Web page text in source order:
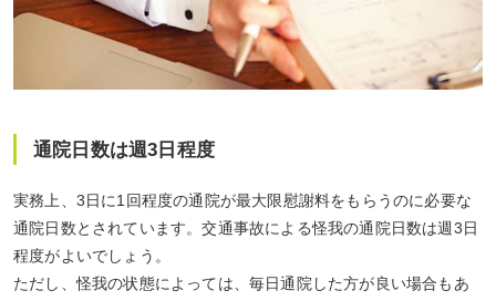
通院日数は週3日程度
実務上、3日に1回程度の通院が最大限慰謝料をもらうのに必要な
通院日数とされています。交通事故による怪我の通院日数は週3日
程度がよいでしょう。
ただし、怪我の状態によっては、毎日通院した方が良い場合もあ